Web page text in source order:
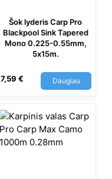
Šok lyderis Carp Pro
Blackpool Sink Tapered
Mono 0.225-0.55mm,
5х15m.
7,59 € Daugiau